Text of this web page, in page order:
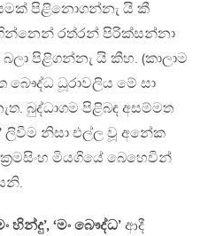
පිළිනොගන්නැ යි කී
රත්රන් පිරික්සන්නා
පිළිගන්නැ යි කීහ. (කාලාම
බෞද්ධ ධූරාවලිය මේ සා
බුද්ධාගම පිළිබඳ අසම්මත
ලිවීම නිසා එල්ල වූ අනේක
මියගියේ බෙහෙවින්
හින්දු’, ‘මං බෞද්ධ’ ආදී